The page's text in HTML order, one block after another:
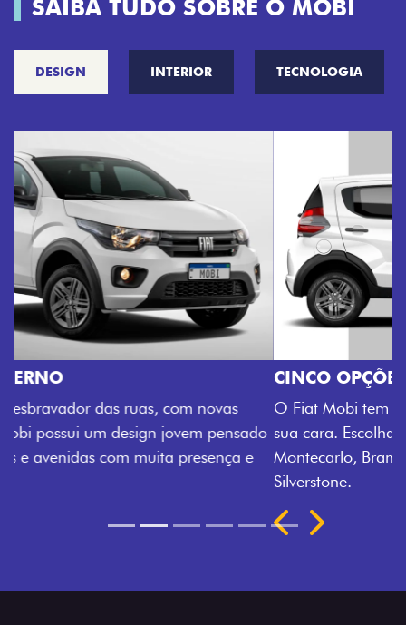
SAIBA TUDO SOBRE O MOBI
DESIGN INTERIOR TECNOLOGIA
CINCO OPÇÕES DE CORES
O Fiat Mobi tem sempre uma opção de cor que é a
sua cara. Escolha entre o Preto Vulcano, Vermelho
Montecarlo, Branco Banchisa, Prata Bari e Cinza
Rodas de liga leve